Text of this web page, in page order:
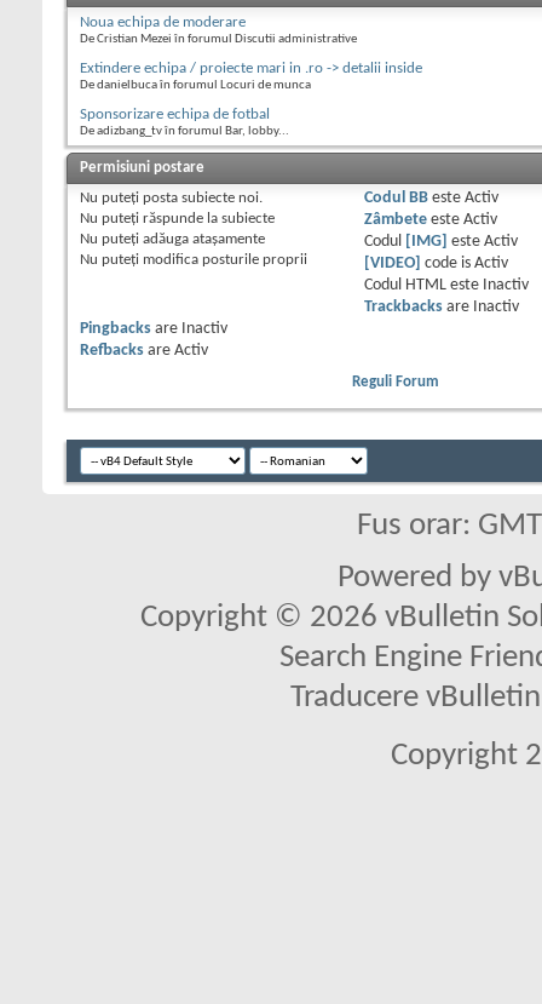
Noua echipa de moderare
De Cristian Mezei în forumul Discutii administrative
Extindere echipa / proiecte mari in .ro -> detalii inside
De danielbuca în forumul Locuri de munca
Sponsorizare echipa de fotbal
De adizbang_tv în forumul Bar, lobby...
Permisiuni postare
Nu puteţi posta subiecte noi.
Nu puteţi răspunde la subiecte
Nu puteţi adăuga ataşamente
Nu puteţi modifica posturile proprii
Codul BBeste Activ
Zâmbeteeste Activ
Codul
[IMG] este Activ
[VIDEO] code is Activ
Codul HTML este
Inactiv
Trackbacksare
Inactiv
Pingbacks are
Inactiv
Refbacks are Activ
Reguli Forum
Fus orar:
Powered by
Copyright © 2026 vBulletin
Search Engine
Traducere
Copyright